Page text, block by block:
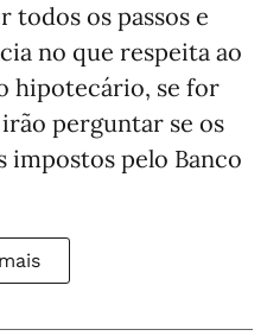
todos os passos e
no que respeita ao
hipotecário, se for
perguntar se os
impostos pelo Banco